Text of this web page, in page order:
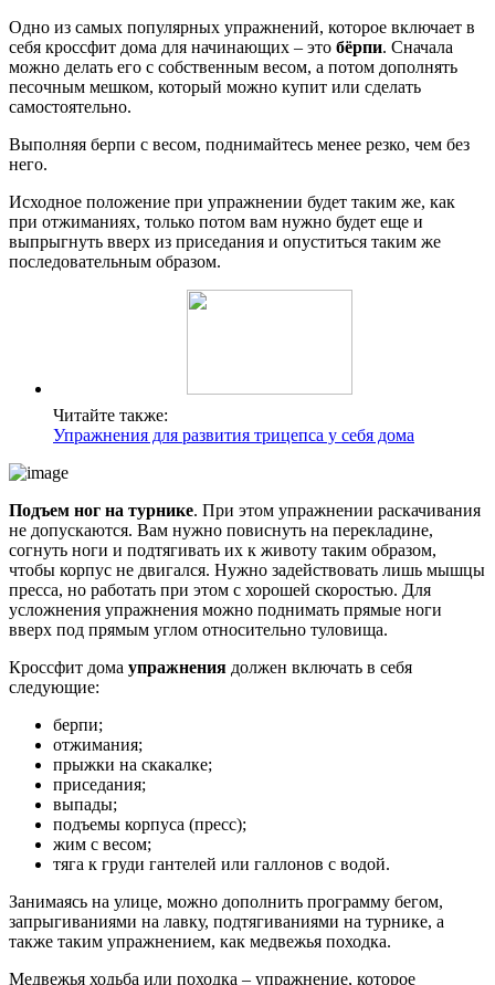
Одно из самых популярных упражнений, которое включает в
себя кроссфит дома для начинающих – это бёрпи. Сначала
можно делать его с собственным весом, а потом дополнять
песочным мешком, который можно купит или сделать
самостоятельно.
Выполняя берпи с весом, поднимайтесь менее резко, чем без
него.
Исходное положение при упражнении будет таким же, как
при отжиманиях, только потом вам нужно будет еще и
выпрыгнуть вверх из приседания и опуститься таким же
последовательным образом.
Читайте также:
Упражнения для развития трицепса у себя дома
Подъем ног на турнике. При этом упражнении раскачивания
не допускаются. Вам нужно повиснуть на перекладине,
согнуть ноги и подтягивать их к животу таким образом,
чтобы корпус не двигался. Нужно задействовать лишь мышцы
пресса, но работать при этом с хорошей скоростью. Для
усложнения упражнения можно поднимать прямые ноги
вверх под прямым углом относительно туловища.
Кроссфит дома упражнения должен включать в себя
следующие:
берпи;
отжимания;
прыжки на скакалке;
приседания;
выпады;
подъемы корпуса (пресс);
жим с весом;
тяга к груди гантелей или галлонов с водой.
Занимаясь на улице, можно дополнить программу бегом,
запрыгиваниями на лавку, подтягиваниями на турнике, а
также таким упражнением, как медвежья походка.
Медвежья ходьба или походка – упражнение, которое